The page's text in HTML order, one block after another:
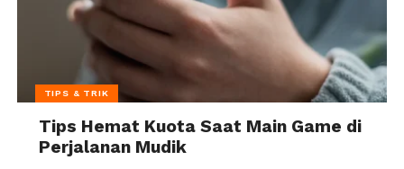
TIPS & TRIK
Tips Hemat Kuota Saat Main Game di
Perjalanan Mudik